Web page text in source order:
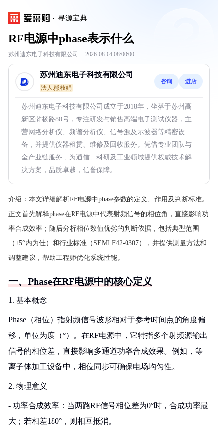
寻源宝典
RF电源中phase表示什么
苏州迪东电子科技有限公司 · 2026-08-04 08:00:00
苏州迪东电子科技有限公司
法人:熊枝娟
咨询 进店
苏州迪东电子科技有限公司成立于2018年，坐落于苏州高
新区浒杨路88号，专注研发与销售高端电子测试仪器，主
营网络分析仪、频谱分析仪、信号源及示波器等精密设
备，并提供仪器租赁、维修及回收服务。凭借专业团队与
全产业链服务，为通信、科研及工业领域提供权威技术解
决方案，品质卓越，信誉保障。
介绍： 本文详细解析RF电源中phase参数的定义、作用及判断标准。
正文首先解释phase在RF电源中代表射频信号的相位角，直接影响功
率合成效率；随后分析相位数值优劣的判断依据，包括典型范围
（±5°内为佳）和行业标准（SEMI F42-0307），并提供测量方法和
调整建议，帮助工程师优化系统性能。
一、Phase在RF电源中的核心定义
1. 基本概念
Phase（相位）指射频信号波形相对于参考时间点的角度偏
移，单位为度（°）。在RF电源中，它特指多个射频源输出
信号的相位差，直接影响多通道功率合成效果。例如，等
离子体加工设备中，相位同步可确保电场均匀性。
2. 物理意义
- 功率合成效率：当两路RF信号相位差为0°时，合成功率最
大；若相差180°，则相互抵消。